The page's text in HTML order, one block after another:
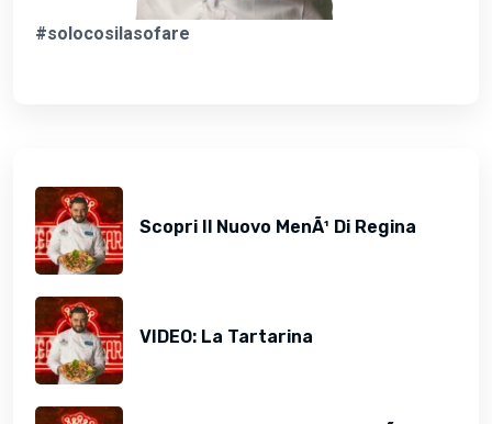
#solocosilasofare
Scopri Il Nuovo MenÃ¹ Di Regina
VIDEO: La Tartarina